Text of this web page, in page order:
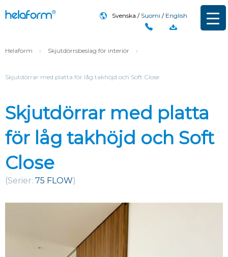
Svenska Suomi English
Helaform › Skjutdörrsbeslag för interiör ›
Skjutdörrar med platta för låg takhöjd och Soft Close
Skjutdörrar med platta
för låg takhöjd och Soft
Close
(Serier: 75 FLOW)